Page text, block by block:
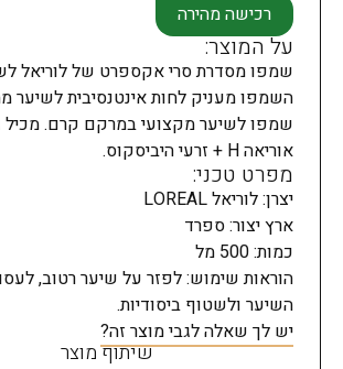
רכישה מהירה
על המוצר:
שמפו מסדרת סרי אקספרט של לוריאל
השמפו מעניק לחות אינטנסיבית לשיער
אוריאה H + זרעי היביסקוס.
מפרט טכני:
יצרן: לוריאל LOREAL
ארץ יצור: ספרד
כמות: 500 מל
הוראות שימוש: לפזר על שיער רטוב,
השיער ולשטוף ביסודיות.
יש לך שאלה לגבי מוצר זה?
שיתוף מוצר